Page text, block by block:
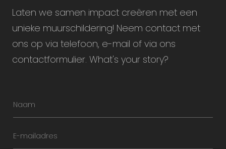
Laten we samen impact creëren met een
unieke muurschildering! Neem contact met
ons op via telefoon, e-mail of via ons
contactformulier. What's your story?